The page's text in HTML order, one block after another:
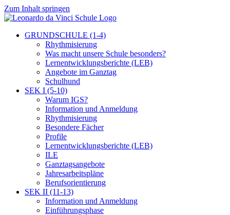
Zum Inhalt springen
GRUNDSCHULE (1-4)
Rhythmisierung
Was macht unsere Schule besonders?
Lernentwicklungsberichte (LEB)
Angebote im Ganztag
Schulhund
SEK I (5-10)
Warum IGS?
Information und Anmeldung
Rhythmisierung
Besondere Fächer
Profile
Lernentwicklungsberichte (LEB)
ILE
Ganztagsangebote
Jahresarbeitspläne
Berufsorientierung
SEK II (11-13)
Information und Anmeldung
Einführungsphase